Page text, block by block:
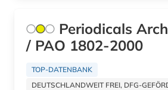
digital object identifier (1)
Periodicals
/ PAO 1802-2000
TOP-DATENBANK
DEUTSCHLANDWEIT FREI, DFG-